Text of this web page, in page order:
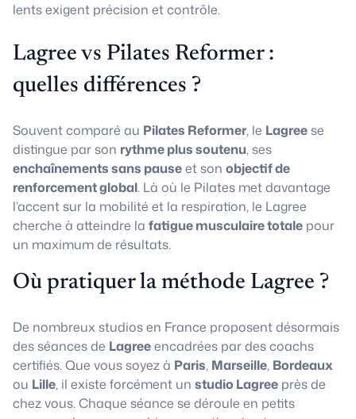
lents exigent précision et contrôle.
Lagree vs Pilates Reformer :
quelles différences ?
Souvent comparé au Pilates Reformer, le Lagree se
distingue par son rythme plus soutenu, ses
enchaînements sans pauseet son objectif de
renforcement global. Là où le Pilates met davantage
l’accent sur la mobilité et la respiration, le Lagree
cherche à atteindre la fatigue musculaire totale pour
un maximum de résultats.
Où pratiquer la méthode Lagree ?
De nombreux studios en France proposent désormais
des séances de Lagreeencadrées par des coachs
certifiés. Que vous soyez à Paris, Marseille, Bordeaux
ou Lille, il existe forcément un studio Lagree près de
chez vous. Chaque séance se déroule en petits